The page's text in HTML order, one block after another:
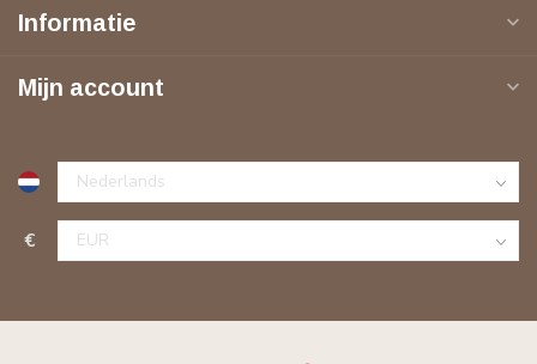
Informatie
Mijn account
€